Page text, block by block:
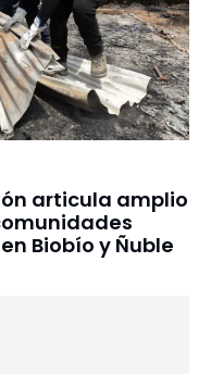
articula amplio
Biobío y Ñuble